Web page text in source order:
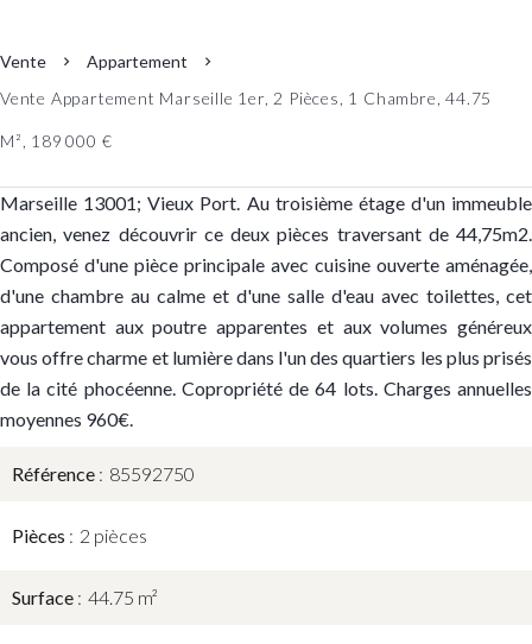
Vente
Appartement
Vente Appartement Marseille 1er, 2 Pièces, 1 Chambre, 44.75
M², 189 000 €
Marseille 13001; Vieux Port. Au troisième étage d'un immeuble
ancien, venez découvrir ce deux pièces traversant de 44,75m2.
Composé d'une pièce principale avec cuisine ouverte aménagée,
d'une chambre au calme et d'une salle d'eau avec toilettes, cet
appartement aux poutre apparentes et aux volumes généreux
vous offre charme et lumière dans l'un des quartiers les plus prisés
de la cité phocéenne. Copropriété de 64 lots. Charges annuelles
moyennes 960€.
Référence 85592750
Pièces 2 pièces
Surface 44.75 m²